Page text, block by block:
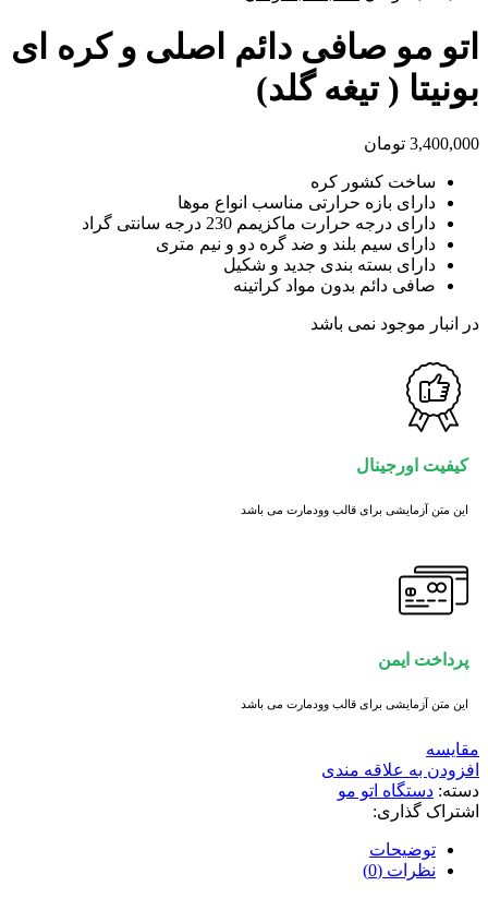
was:
4,200,000 تومان.
3,490,000 تومان.
اتو مو صافی دائم اصلی و کره ای
بونیتا ( تیغه گلد)
3,400,000 تومان
ساخت کشور کره
دارای بازه حرارتی مناسب انواع موها
دارای درجه حرارت ماکزیمم 230 درجه سانتی گراد
دارای سیم بلند و ضد گره دو و نیم متری
دارای بسته بندی جدید و شکیل
صافی دائم بدون مواد کراتینه
در انبار موجود نمی باشد
کیفیت اورجینال
این متن آزمایشی برای قالب وودمارت می باشد
پرداخت ایمن
این متن آزمایشی برای قالب وودمارت می باشد
مقايسه
افزودن به علاقه مندی
دسته: دستگاه اتو مو
اشتراک گذاری:
توضیحات
نظرات (0)